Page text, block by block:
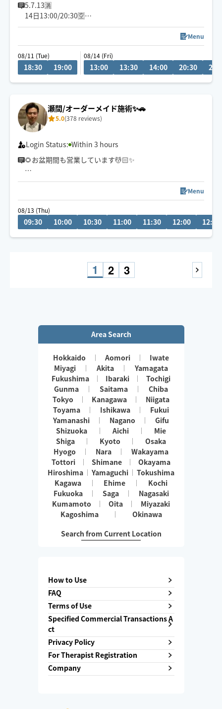
5.7.13🈵
14日13:00/20:30🈳
車移動になりますので道路状況によりお時間が前後する
(ご予約時に駐車場の有無の記載お願いします)
🌿‬60分コースはエリア限定
く早めに対応を心掛けています😌
Menu
08/11 (Tue)
18:30 19:00
08/14 (Fri)
13:00 13:30 14:00 20:30
瀬間/オーダーメイド施術✨🚗
5.0(378 reviews)
Login Status: Within 3 hours
🌻お盆期間も営業しています💆🏻✨
🗓8/13(木)・14(金) 9:30〜
＼残り1️⃣枠🈳 事前や当日予約OK！／
帰省やお出かけ、家事・育児・お仕事で疲れた身体を、
☑️車・電車で訪問可能🚗🚃
Menu
08/13 (Thu)
09:30 10:00 10:30 11:00 11:30 12:00 12:30
1 2 3
Area Search
Hokkaido Aomori
Iwate
Miyagi
Akita
Yamagata
Fukushima
Ibaraki
Tochigi
Gunma
Saitama
Chiba
Tokyo
Kanagawa
Niigata
Toyama
Ishikawa
Fukui
Yamanashi
Nagano
Gifu
Shizuoka
Aichi
Mie
Shiga
Kyoto
Osaka
Hyogo
Nara
Wakayama
Tottori
Shimane
Okayama
Hiroshima
Yamaguchi
Tokushima
Kagawa
Ehime
Kochi
Fukuoka
Saga
Nagasaki
Kumamoto
Oita
Miyazaki
Kagoshima
Okinawa
Search from Current Location
How to Use
FAQ
Terms of Use
Specified Commercial Transactions A
ct
Privacy Policy
For Therapist Registration
Company